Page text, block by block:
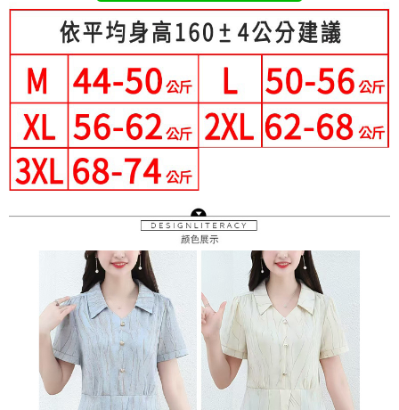
1.分期款項不併入電信帳單，「大哥付你分期」於每月結算日後寄送繳費提
醒簡訊。
2.透過簡訊連結打開帳單後，可選擇「超商條碼／台灣大直營門市／銀行轉
帳／街口支付／iPASS MONEY」等通路繳費。
【注意事項】
1.本服務係由「台灣大哥大股份有限公司」（以下簡稱本公司）所提供，讓
用戶於交易時，得透過本服務購買商品或服務，並由商店將買賣／分期付款
買賣價金債權讓與本公司後，依約使用本公司帳單繳交帳款。
2.基於同意付款使用「大哥付你分期」之契約關係目的，商店將以您的個人
資料（包含姓名、電話或地址）提供予台灣大哥大進項蒐集、處理及利用，
由本公司與您本人進行分期帳單所需資料之確認、核對及更正。
【「AFTEE先享後付」結帳流程】
１．於結帳方式選擇「AFTEE先享後付」後，將跳轉至「AFTEE先享後付」
結帳頁面，進行簡訊認證並確認金額後，即可完成結帳。
３．收到繳費通知簡訊後14天內，點擊此簡訊中的連結，可透過四大超商／
ATM／網路銀行／等多元方式進行付款，方視為交易完成。
※ 請注意：結帳手續完成當下不需立刻繳費，但若您需要取消訂單，請聯絡
購買商品的店家。未經商家同意取消之訂單仍視為有效，需透過AFTEE先享
後付繳納相關費用。
※ 交易是否成功請以「AFTEE先享後付 」之結帳頁面顯示為準，若有關於
是否繳費成功／繳費後需取消欲退款等相關疑問，請聯繫「AFTEE先享後付
客戶支援中心」https://netprotections.freshdesk.com/support/home
１．透過由恩沛科技股份有限公司提供之「AFTEE先享後付」服務完成之交
易，需依本服務之必要範圍內提供個人資料，並將交易相關給付款項請求債
權轉讓予恩沛科技股份有限公司。
２．關於個人資料處理事宜，請瀏覽以下網址：
https://aftee.tw/terms/#terms3
３．未成年的使用者請事先徵得法定代理人或監護人之同意方可使用
「AFTEE先享後付」，若未經同意申辦者引起之損失，本公司不負相關責
４．使用「AFTEE先享後付」時，將依據個別帳號之用戶狀況，依本公司即
時審查核予不同之上限額度；若仍有額度不足之情形，本公司將視審查結果
請求用戶進行身份認證。
運送方式
全家付款取貨
每筆NT$80，滿NT$699(含以上)免運費
付款後全家取貨
每筆NT$80，滿NT$699(含以上)免運費
萊爾富取貨付款
每筆NT$80，滿NT$699(含以上)免運費
付款後萊爾富取貨
每筆NT$80，滿NT$699(含以上)免運費
7-11付款取貨
每筆NT$80，滿NT$699(含以上)免運費
付款後7-11取貨
每筆NT$80，滿NT$699(含以上)免運費